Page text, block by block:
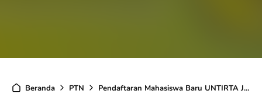
Beranda PTN Pendaftaran Mahasiswa Baru UNTIRTA Jenjang D3,S1,S2 T.A 2024/2025